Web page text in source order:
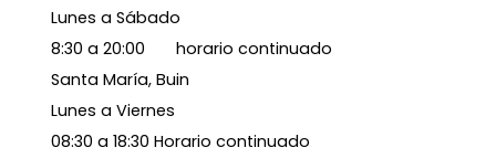
Lunes a Sábado
8:30 a 20:00 horario continuado
Santa María, Buin
Lunes a Viernes
08:30 a 18:30 Horario continuado